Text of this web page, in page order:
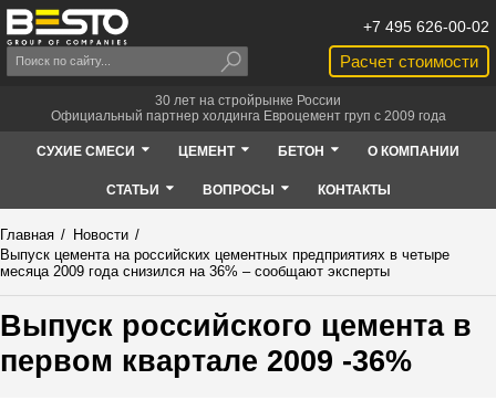
Расчет стоимости
+7 495 626-00-02
30 лет на стройрынке России
Официальный партнер холдинга Евроцемент груп с 2009 года
СУХИЕ СМЕСИ ЦЕМЕНТ БЕТОН О КОМПАНИИ
СТАТЬИ ВОПРОСЫ КОНТАКТЫ
Главная / Новости /
Выпуск цемента на российских цементных предприятиях в четыре
месяца 2009 года снизился на 36% – сообщают эксперты
Выпуск российского цемента в
первом квартале 2009 -36%